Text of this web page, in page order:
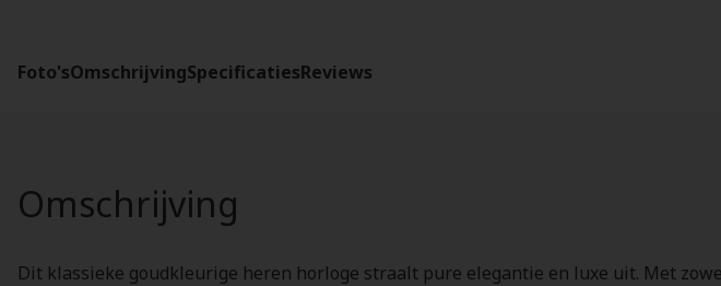
Foto'sOmschrijvingSpecificatiesReviews
Omschrijving
Dit klassieke goudkleurige heren horloge straalt pure elegantie en luxe uit. Met